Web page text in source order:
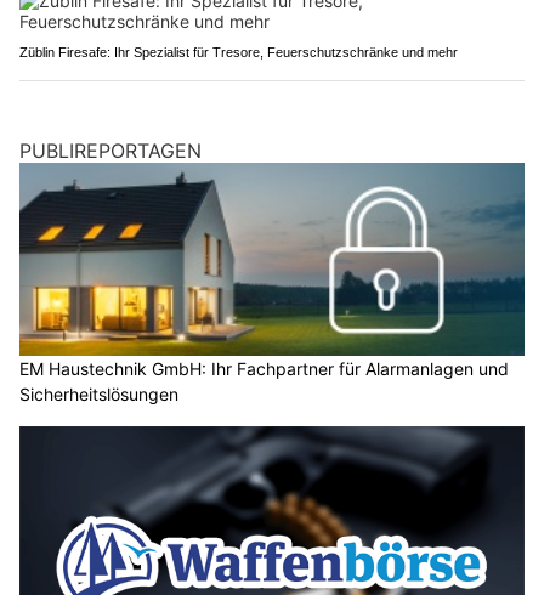
Züblin Firesafe: Ihr Spezialist für Tresore, Feuerschutzschränke und mehr
PUBLIREPORTAGEN
EM Haustechnik GmbH: Ihr Fachpartner für Alarmanlagen und
Sicherheitslösungen